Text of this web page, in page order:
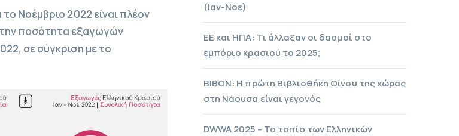
Νοέμβριο 2022 είναι πλέον
ποσότητα εξαγωγών
σε σύγκριση με το
(Ιαν-Νοε)
ΕΕ και ΗΠΑ: Τι άλλαξαν οι δασμοί στο
εμπόριο κρασιού το 2025;
ΒΙΒΟΝ: Η πρώτη Βιβλιοθήκη Οίνου της χώρας
στη Νάουσα είναι γεγονός
DWWA 2025 – Το τοπίο των Ελληνικών